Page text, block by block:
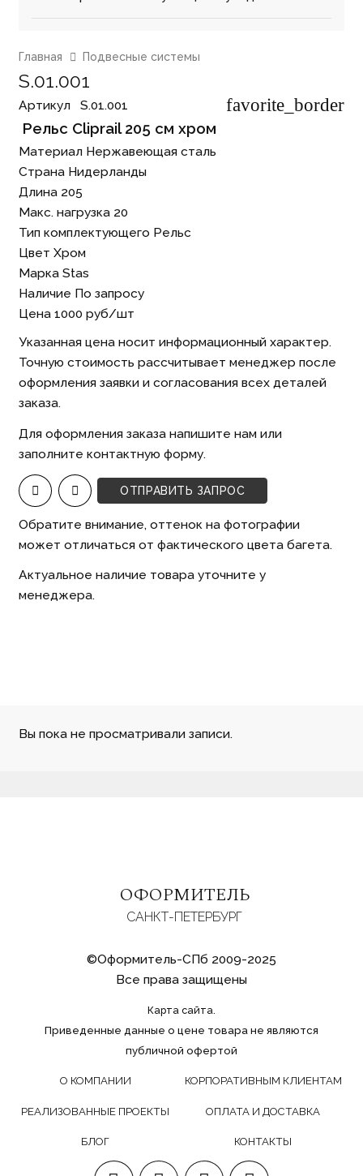
Главная Подвесные системы
S.01.001
Артикул⠀S.01.001 favorite_border
Рельс Cliprail 205 см хром
Материал Нержавеющая сталь
Страна Нидерланды
Длина 205
Макс. нагрузка 20
Тип комплектующего Рельс
ЦветХром
МаркаStas
Наличие По запросу
Цена1000 руб/шт
Указанная цена носит информационный характер.
Точную стоимость рассчитывает менеджер после
оформления заявки и согласования всех деталей
заказа.
Для оформления заказа напишите нам или
заполните контактную форму.
ОТПРАВИТЬ ЗАПРОС
Обратите внимание, оттенок на фотографии
может отличаться от фактического цвета багета.
Актуальное наличие товара уточните у
менеджера.
Вы пока не просматривали записи.
ОФОРМИТЕЛЬ
САНКТ-ПЕТЕРБУРГ
©Оформитель-СПб 2009-2025
Все права защищены
Карта сайта.
Приведенные данные о цене товара не являются
публичной офертой
О КОМПАНИИ
РЕАЛИЗОВАННЫЕ ПРОЕКТЫ
БЛОГ
КОРПОРАТИВНЫМ КЛИЕНТАМ
ОПЛАТА И ДОСТАВКА
КОНТАКТЫ